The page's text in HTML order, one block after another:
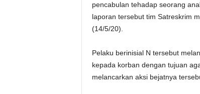
pencabulan tehadap seorang
laporan tersebut tim Satreskrim
(14/5/20).
Pelaku berinisial N tersebut
kepada korban dengan tujuan
melancarkan aksi bejatnya